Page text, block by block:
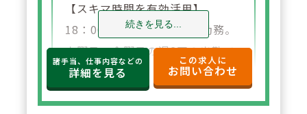
【スキマ時間を有効活用】
18：00～20：00の短時間勤務。
火曜日・金曜日の週2回の出勤で
Wワークや子育てが落ち着いた方
などライフスタイルに合わせて無
続きを見る...
諸手当、仕事内容などの
詳細を見る
この求人に
お問い合わせ